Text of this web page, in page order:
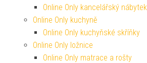
Online Only kancelářský nábytek
Online Only kuchyně
Online Only kuchyňské skříňky
Online Only ložnice
Online Only matrace a rošty